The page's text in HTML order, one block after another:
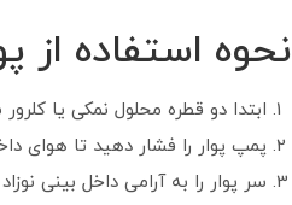
نحوه استفاده از
ابتدا دو قطره محلول نمکی یا
پمپ پوار را فشار دهید تا هوای
سر پوار را به آرامی داخل بینی